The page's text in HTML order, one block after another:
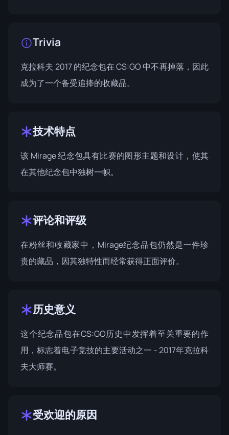
Trivia
克拉科夫 2017 的纪念包在 CS:GO 中不再掉落，因此
成为了一个备受追捧的收藏品。
技术特点
该 Mirage 纪念包具有比赛的图形主题和设计，使其
在其他纪念包中独树一帜。
评论和评级
在粉丝和收藏家中，Mirage纪念品包仍然是一件珍
贵的藏品，因其独特性而经常获得正面评价。
历史意义
这个纪念品包在CS:GO历史中发挥着至关重要的作
用，标志着电子竞技的主要活动之一 - 2017年克拉科
夫大师赛。
受欢迎的原因